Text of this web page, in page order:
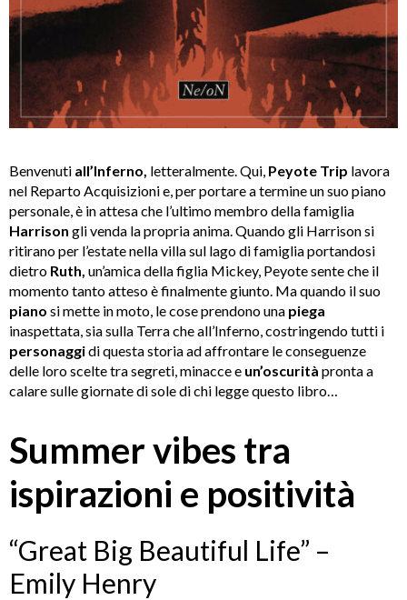
Benvenuti all’Inferno, letteralmente. Qui, Peyote Trip lavora
nel Reparto Acquisizioni e, per portare a termine un suo piano
personale, è in attesa che l’ultimo membro della famiglia
Harrison gli venda la propria anima. Quando gli Harrison si
ritirano per l’estate nella villa sul lago di famiglia portandosi
dietro Ruth, un’amica della figlia Mickey, Peyote sente che il
momento tanto atteso è finalmente giunto. Ma quando il suo
piano si mette in moto, le cose prendono una piega
inaspettata, sia sulla Terra che all’Inferno, costringendo tutti i
personaggidi questa storia ad affrontare le conseguenze
delle loro scelte tra segreti, minacce e un’oscurità pronta a
calare sulle giornate di sole di chi legge questo libro…
Summer vibes tra
ispirazioni e positività
“Great Big Beautiful Life” –
Emily Henry